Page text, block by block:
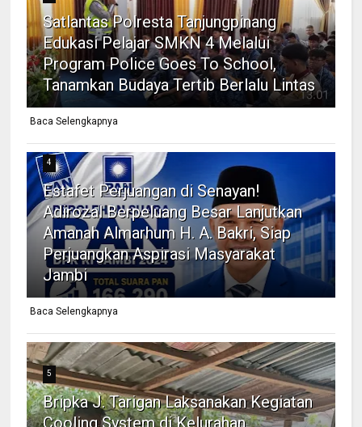
Satlantas Polresta Tanjungpinang
Edukasi Pelajar SMKN 4 Melalui
Program Police Goes To School,
Tanamkan Budaya Tertib Berlalu Lintas
Baca Selengkapnya
4
Estafet Perjuangan di Senayan!
Adirozal Berpeluang Besar Lanjutkan
Amanah Almarhum H. A. Bakri, Siap
Perjuangkan Aspirasi Masyarakat
Jambi
Baca Selengkapnya
5
Bripka J. Tarigan Laksanakan Kegiatan
Cooling System di Kelurahan